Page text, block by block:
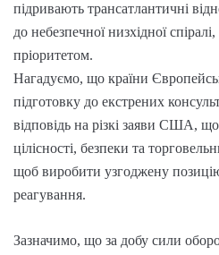
підривають трансатлантичні
до небезпечної низхідної
пріоритетом.
Нагадуємо, що країни
підготовку до екстрених
відповідь на різкі заяви США,
цілісності, безпеки та
щоб виробити узгоджену
реагування.
Зазначимо, що за добу сили